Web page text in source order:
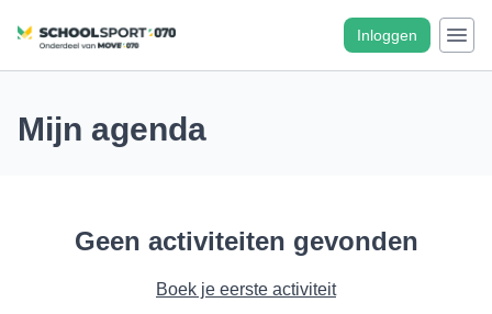
Inloggen
Mijn agenda
Geen activiteiten gevonden
Boek je eerste activiteit